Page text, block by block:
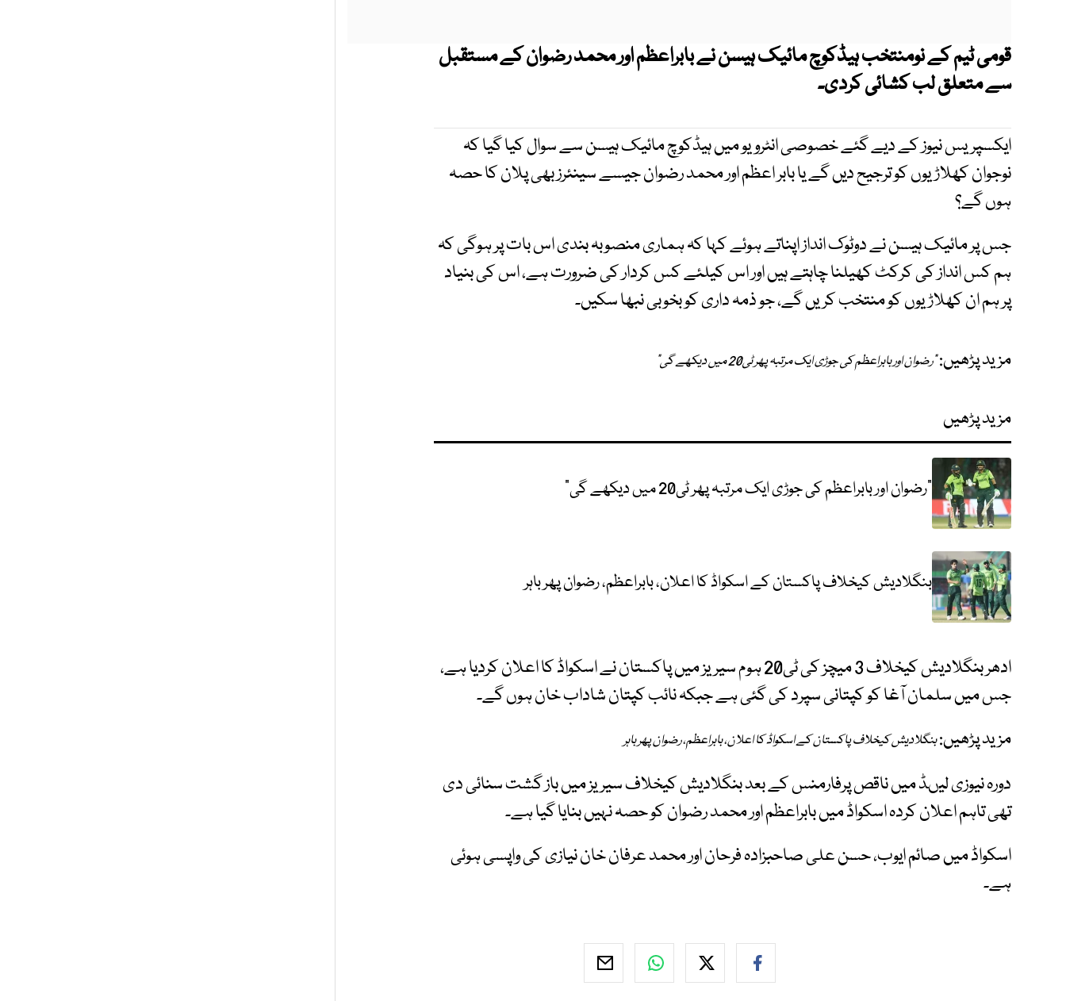
قومی ٹیم کے نومنتخب ہیڈکوچ مائیک ہیسن نے بابراعظم اور محمد رضوان کے مستقبل
سے متعلق لب کشائی کردی۔
ایکسپریس نیوز کے دیے گئے خصوصی انٹرویو میں ہیڈکوچ مائیک ہیسن سے سوال کیا گیا کہ
نوجوان کھلاڑیوں کو ترجیح دیں گے یا بابر اعظم اور محمد رضوان جیسے سینئرز بھی پلان کا حصہ
ہوں گے؟
جس پر مائیک ہیسن نے دوٹوک انداز اپناتے ہوئے کہا کہ ہماری منصوبہ بندی اس بات پر ہوگی کہ
ہم کس انداز کی کرکٹ کھیلنا چاہتے ہیں اور اس کیلئے کس کردار کی ضرورت ہے، اس کی بنیاد
پر ہم ان کھلاڑیوں کو منتخب کریں گے، جو ذمہ داری کو بخوبی نبھا سکیں۔
مزید پڑھیں:"رضوان اور بابراعظم کی جوڑی ایک مرتبہ پھر ٹی20 میں دیکھے گی"
مزید پڑھیں
"رضوان اور بابراعظم کی جوڑی ایک مرتبہ پھر ٹی20 میں دیکھے گی"
بنگلادیش کیخلاف پاکستان کے اسکواڈ کا اعلان، بابراعظم، رضوان پھر باہر
ادھر بنگلادیش کیخلاف 3 میچز کی ٹی20 ہوم سیریز میں پاکستان نے اسکواڈ کا اعلان کردیا ہے،
جس میں سلمان آغا کو کپتانی سپرد کی گئی ہے جبکہ نائب کپتان شاداب خان ہوں گے۔
مزید پڑھیں:بنگلادیش کیخلاف پاکستان کے اسکواڈ کا اعلان، بابراعظم، رضوان پھر باہر
دورہ نیوزی لیںڈ میں ناقص پرفارمنس کے بعد بنگلادیش کیخلاف سیریز میں باز گشت سنائی دی
تھی تاہم اعلان کردہ اسکواڈ میں بابراعظم اور محمد رضوان کو حصہ نہیں بنایا گیا ہے۔
اسکواڈ میں صائم ایوب، حسن علی صاحبزادہ فرحان اور محمد عرفان خان نیازی کی واپسی ہوئی
ہے۔